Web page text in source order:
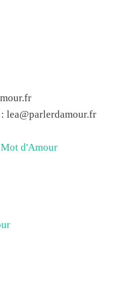
: lea@parlerdamour.fr
d'Amour